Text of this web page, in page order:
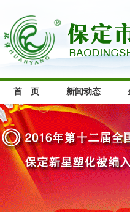
首 页 新闻动态